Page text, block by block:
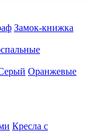
Замок-книжка
Оранжевые
Кресла с